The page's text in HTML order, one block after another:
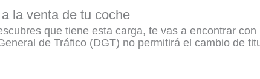
la venta de tu coche
que tiene esta carga, te vas a encontrar con
de Tráfico (DGT) no permitirá el cambio de